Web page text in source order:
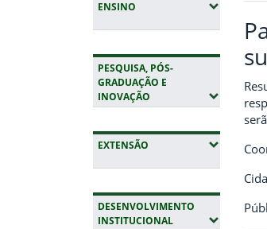
ENSINO (EXPANDIR SUBMENUS)
PESQUISA, PÓS-
GRADUAÇÃO E
INOVAÇÃO (EXPANDIR SUBMENUS)
EXTENSÃO (EXPANDIR SUBMENUS)
DESENVOLVIMENTO
INSTITUCIONAL(EXPANDIR